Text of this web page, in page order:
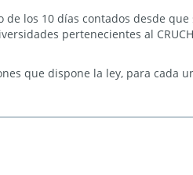
los 10 días contados desde que
pertenecientes al
que dispone la ley, para cada